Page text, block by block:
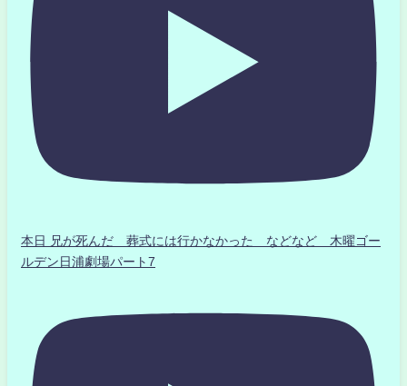
本日 兄が死んだ 葬式には行かなかった などなど 木曜ゴー
ルデン日浦劇場パート7